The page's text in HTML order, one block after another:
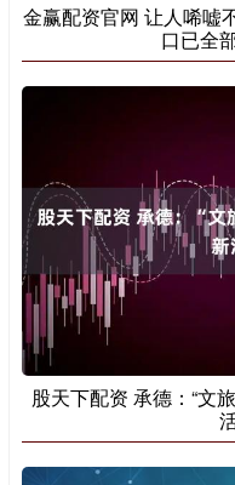
金赢配资官网 让人唏嘘
口已全
股天下配资 承德：“文